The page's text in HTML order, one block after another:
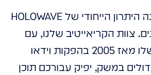
כאן נכנס לתמונה היתרון הייחודי של HOLOWAVE
צוות הקריאייטיב שלנו, עם
הניסיון העצום שלו מאז 2005 בהפקות וידאו
במשק, יפיק עבורכם תוכן